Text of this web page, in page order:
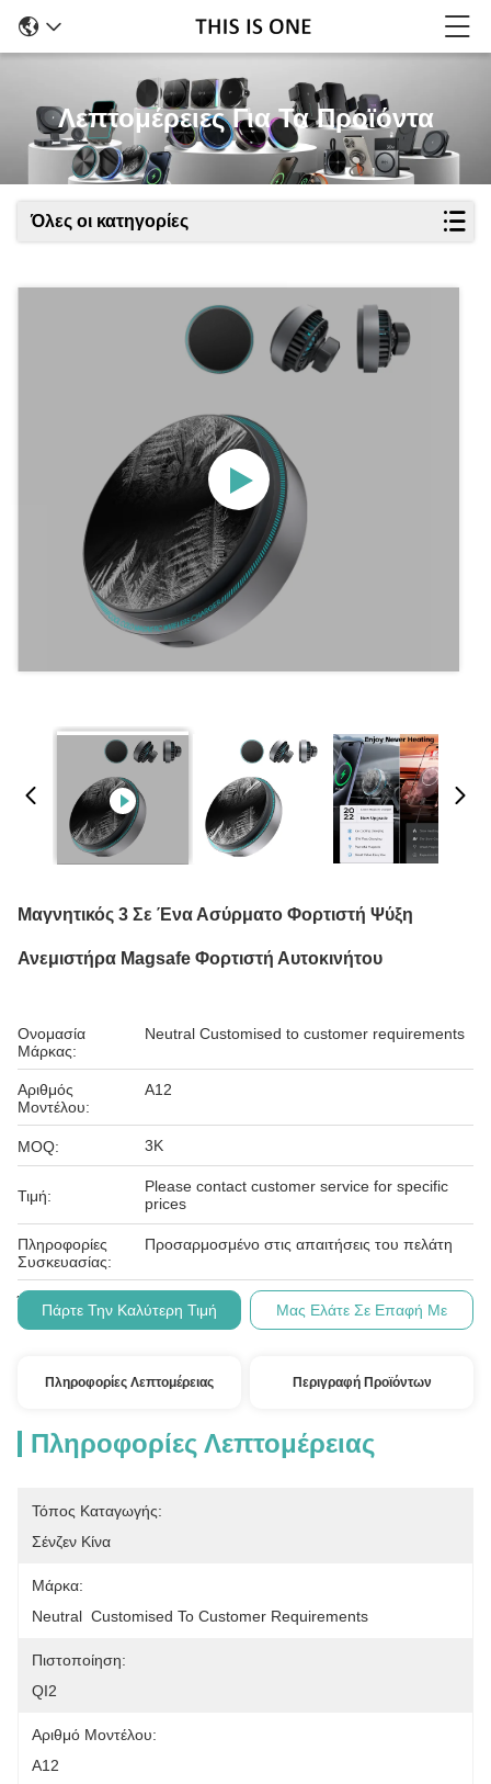
Λεπτομέρειες Για Τα Προϊόντα
Όλες οι κατηγορίες
Μαγνητικός 3 Σε Ένα Ασύρματο Φορτιστή Ψύξη
Ανεμιστήρα Magsafe Φορτιστή Αυτοκινήτου
Ονομασία
Μάρκας:
Neutral Customised to customer requirements
Αριθμός
Μοντέλου:
Α12
MOQ: 3K
Τιμή:
Please contact customer service for specific
prices
Πληροφορίες
Συσκευασίας:
Προσαρμοσμένο στις απαιτήσεις του πελάτη
Όροι Πληρωμής:
Πάρτε Την Καλύτερη Τιμή Μας Ελάτε Σε Επαφή Με
Πληροφορίες Λεπτομέρειας Περιγραφή Προϊόντων
Πληροφορίες Λεπτομέρειας
Τόπος Καταγωγής:
Σένζεν Κίνα
Μάρκα:
Neutral  Customised To Customer Requirements
Πιστοποίηση:
QI2
Αριθμό Μοντέλου:
Α12